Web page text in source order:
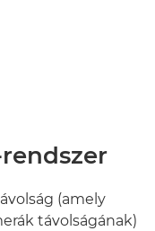
(amely
távolságának)